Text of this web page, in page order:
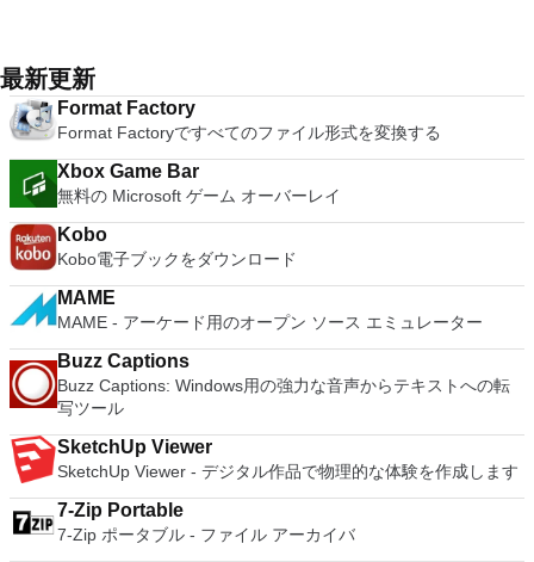
ューターへのログインに使用するのと同じユーザー名とパスワ
ードを入力するだけです。 WIN 7,8,8.1,10をサポートしま
す。 VNC ViewerのMacバージョンをお探しですか？ここから
ダウンロード
Haswell CPU support. Enterprise Quality Virtual Machines -
16 vCPUs, 8TB virtual disks, and 64GB memory. Enhanced
IPv6 Support - IPv6-to-IPv4 NAT (6to4 and 4to6). Virtual
Machine Video Memory - Up to 2GB. Enhanced Connectivity -
USB 3.0, Bluetooth, HD audio, printers, and Skype support.
High Resolution Displays - 4K UHD and QHD+ support.
who are a little skeptical about making the leap over to
Windows 10. By utilizing an app like this, you'll get to try out
all of Windows 10's new features in a safe sandboxed
environment, without the need to install the OS natively.
VMware Workstation Pro doesn't just support Microsofts OS,
you can also install Linux VMs, including Ubuntu, Red Hat,
Fedora, and lots of other distributions as well. Overall,
Workstation Pro offers high performance, strong reliability,
and cutting edge features that make it stand out from the
crowd. The full version is a little pricey, but you do get what
you pay for.
remote Telnet or SSH hosts. It sports a clean and crisp layout
that is easy to work with. The application does not take a long
time to wrap your head around and is also very light on
system resources. So, if you need a free terminal emulator,
which is easy to master and supports remote Telnet or SSH
host connections then Tera Term is a good choice.
主な機能は次のとおりです。 1台のPCで複数のオペレーティ
ングシステムを同時に実行します。 インストールや構成の問
題なしに、事前構成された製品の利点を体験してください。
ホストコンピューターと仮想マシン間でデータを共有します。
32ビットと64ビットの両方の仮想マシンを実行します。 2-
way Virtual SMPを活用します。 サードパーティの仮想マシン
とイメージを使用します。 ホストコンピューターと仮想マシ
ン間でデータを共有します。 幅広いホストおよびゲストオペ
レーティングシステムのサポート。 USB 2.0デバイスのサポー
ト。 起動時にアプライアンス情報を取得します。 直感的なホ
ームページインターフェイスを介して仮想マシンに簡単にアク
セスできます。 VMware Playerは、Microsoft Virtual Server仮
います。
最新更新
Format Factory
Format Factoryですべてのファイル形式を変換する
Xbox Game Bar
無料の Microsoft ゲーム オーバーレイ
Kobo
Kobo電子ブックをダウンロード
MAME
MAME - アーケード用のオープン ソース エミュレーター
Buzz Captions
Buzz Captions: Windows用の強力な音声からテキストへの転
写ツール
SketchUp Viewer
SketchUp Viewer - デジタル作品で物理的な体験を作成します
7-Zip Portable
7-Zip ポータブル - ファイル アーカイバ